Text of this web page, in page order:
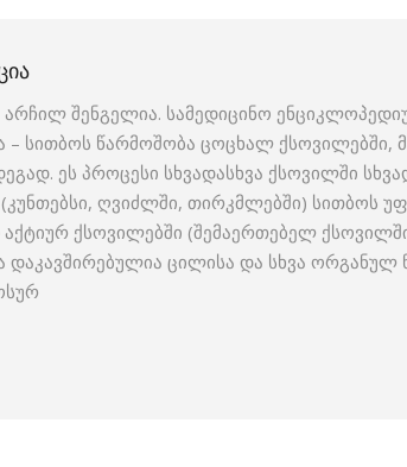
შენგელია. სამედიცინო
– სითბოს წარმოშობა ცოცხალ ქსოვილებში,
ეს პროცესი სხვადასხვა ქსოვილში
(კუნთებსი, ღვიძლში, თირკმლებში) სითბოს
ქსოვილებში (შემაერთებელ
ცილისა და სხვა ორგანულ